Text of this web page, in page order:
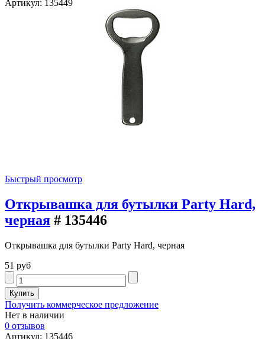
Артикул: 135449
Быстрый просмотр
Открывашка для бутылки Party Hard,
черная # 135446
Открывашка для бутылки Party Hard, черная
51 руб
Получить коммерческое предложение
Нет в наличии
0 отзывов
Артикул: 135446